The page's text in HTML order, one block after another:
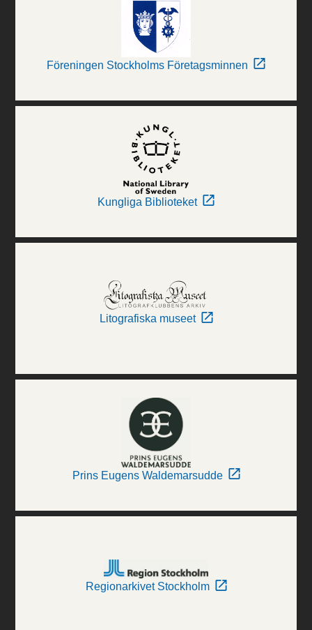
Föreningen Stockholms Företagsminnen
Kungliga Biblioteket
Litografiska museet
Prins Eugens Waldemarsudde
Regionarkivet Stockholm